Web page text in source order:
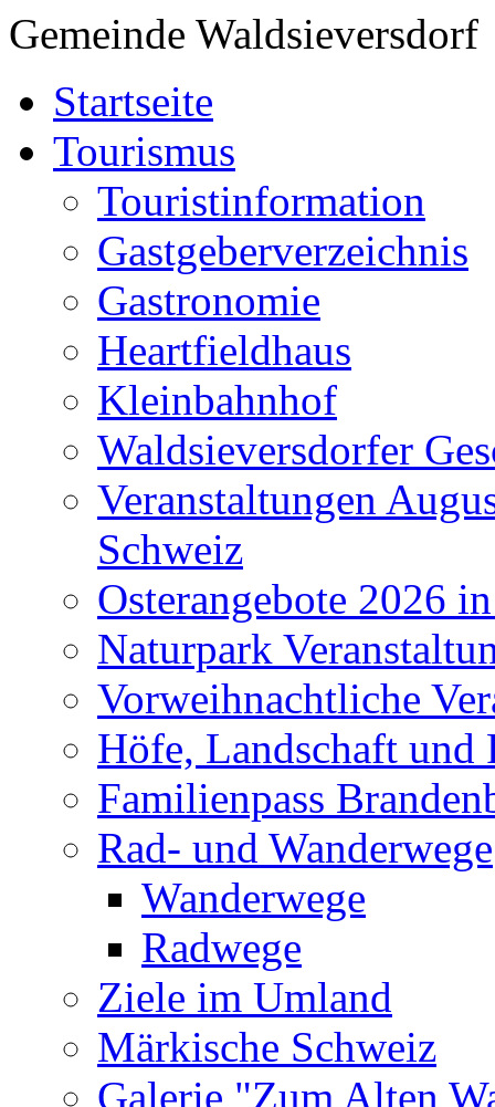
Gemeinde Waldsieversdorf
Startseite
Tourismus
Touristinformation
Gastgeberverzeichnis
Gastronomie
Heartfieldhaus
Kleinbahnhof
Waldsieversdorfer
Veranstaltungen
Schweiz
Osterangebote 2026
Naturpark
Vorweihnachtliche
Höfe, Landschaft und
Familienpass
Rad- und Wanderwege
Wanderwege
Radwege
Ziele im Umland
Märkische Schweiz
Galerie "Zum Alten